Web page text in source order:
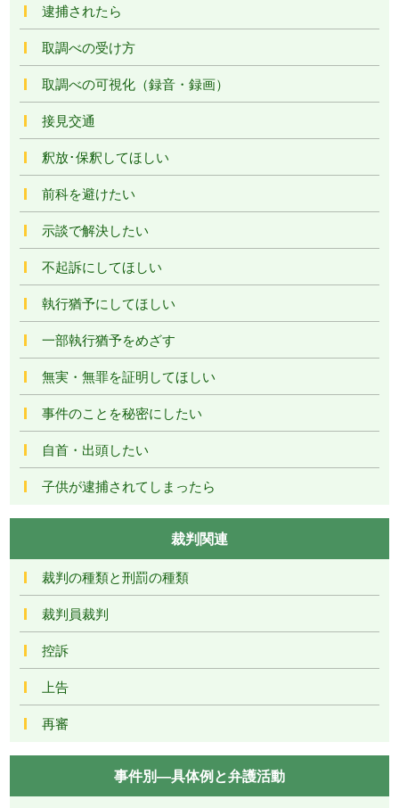
逮捕されたら
取調べの受け方
取調べの可視化（録音・録画）
接見交通
釈放･保釈してほしい
前科を避けたい
示談で解決したい
不起訴にしてほしい
執行猶予にしてほしい
一部執行猶予をめざす
無実・無罪を証明してほしい
事件のことを秘密にしたい
自首・出頭したい
子供が逮捕されてしまったら
裁判関連
裁判の種類と刑罰の種類
裁判員裁判
控訴
上告
再審
事件別―具体例と弁護活動